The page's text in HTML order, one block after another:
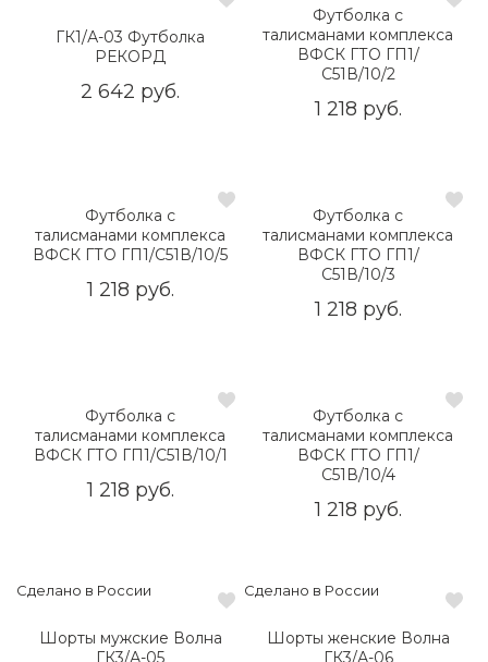
ГК1/А-03 Футболка
РЕКОРД
2 642 руб.
Футболка с
талисманами комплекса
ВФСК ГТО ГП1/
С51В/10/2
1 218 руб.
Футболка с
талисманами комплекса
ВФСК ГТО ГП1/С51В/10/5
1 218 руб.
Футболка с
талисманами комплекса
ВФСК ГТО ГП1/
С51В/10/3
1 218 руб.
Футболка с
талисманами комплекса
ВФСК ГТО ГП1/С51В/10/1
1 218 руб.
Футболка с
талисманами комплекса
ВФСК ГТО ГП1/
С51В/10/4
1 218 руб.
Сделано в России
Шорты мужские Волна
ГК3/А-05
Сделано в России
Шорты женские Волна
ГК3/А-06